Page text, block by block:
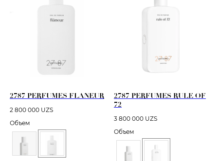
2787 PERFUMES FLANEUR
2 800 000 UZS
Объем
2787 PERFUMES RULE OF
72
3 800 000 UZS
Объем